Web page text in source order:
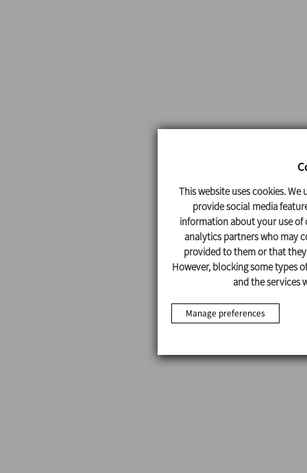
This website uses cookies.
provide social media
information about your use of
analytics partners who may
provided to them or that
However, blocking some types
and the services
Manage preferences